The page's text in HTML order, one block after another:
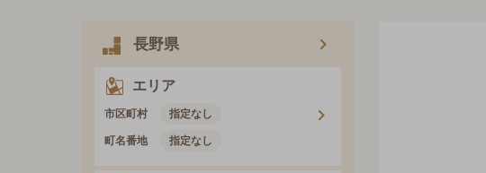
長野県
エリア
市区町村 指定なし
町名番地 指定なし